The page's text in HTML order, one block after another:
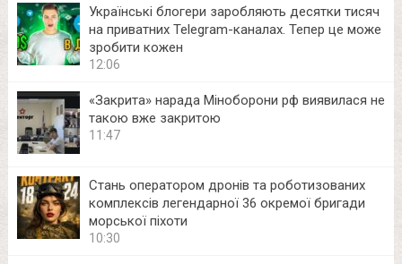
Українські блогери заробляють десятки тисяч
на приватних Telegram-каналах. Тепер це може
зробити кожен
12:06
«Закрита» нарада Міноборони рф виявилася не
такою вже закритою
11:47
Стань оператором дронів та роботизованих
комплексів легендарної 36 окремої бригади
морської піхоти
10:30